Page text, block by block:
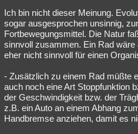
Ich bin nicht dieser Meinung.
sogar ausgesprochen unsinnig,
Fortbewegungsmittel. Die Natur
sinnvoll zusammen. Ein Rad
eher nicht sinnvoll für einen
- Zusätzlich zu einem Rad müßte
auch noch eine Art Stoppfunktion
der Geschwindigkeit bzw. der
z.B. ein Auto an einem Abhang
Handbremse anziehen, damit es